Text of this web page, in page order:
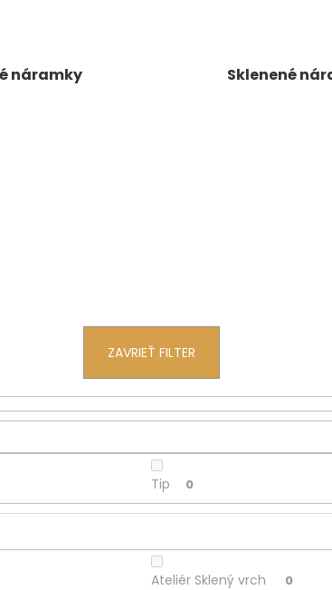
náramky Sklenené
ZAVRIEŤ FILTER
Tip 0
Ateliér Sklený vrch 0